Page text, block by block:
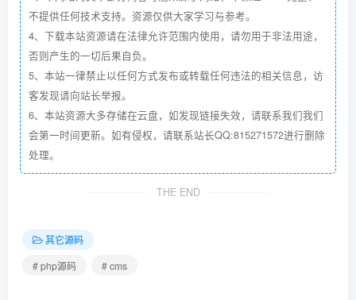
不提供任何技术支持。资源仅供大家学习与参考。
4、下载本站资源请在法律允许范围内使用，请勿用于非法用途，
否则产生的一切后果自负。
5、本站一律禁止以任何方式发布或转载任何违法的相关信息，访
客发现请向站长举报。
6、本站资源大多存储在云盘，如发现链接失效，请联系我们我们
会第一时间更新。如有侵权，请联系站长QQ:815271572进行删除
处理。
THE END
其它源码
# php源码
# cms